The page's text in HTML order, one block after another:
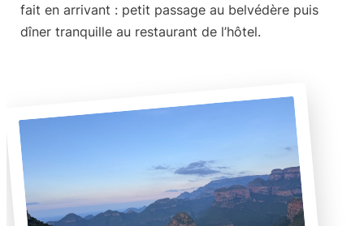
fait en arrivant : petit passage au belvédère puis
dîner tranquille au restaurant de l’hôtel.